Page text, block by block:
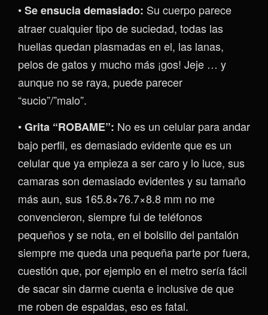
•Se ensucia demasiado: Su cuerpo parece
atraer cualquier tipo de suciedad, todas las
huellas quedan plasmadas en el, las lanas,
pelos de gatos y mucho más ¡gos! Jeje … y
aunque no se raya, puede parecer
“sucio”/”malo”.
•Grita “ROBAME”: No es un celular para andar
bajo perfil, es demasiado evidente que es un
celular que ya empieza a ser caro y lo luce, sus
camaras son demasiado evidentes y su tamaño
más aun, sus 165.8×76.7×8.8 mm no me
convencieron, siempre fui de teléfonos
pequeños y se nota, en el bolsillo del pantalón
siempre me queda una pequeña parte por fuera,
cuestión que, por ejemplo en el metro sería fácil
de sacar sin darme cuenta e inclusive de que
me roben de espaldas, eso es fatal.